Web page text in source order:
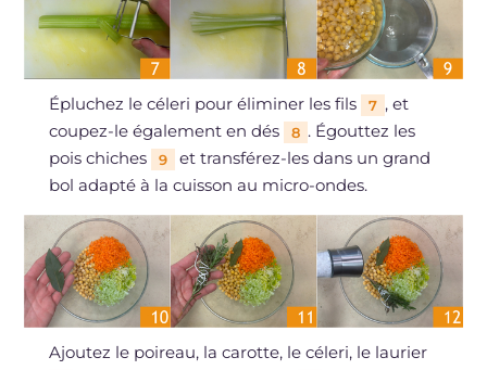
Épluchez le céleri pour éliminer les fils 7 , et
coupez-le également en dés
8 . Égouttez les
pois chiches
9
et transférez-les dans un grand
bol adapté à la cuisson au micro-ondes.
Ajoutez le poireau, la carotte, le céleri, le laurier